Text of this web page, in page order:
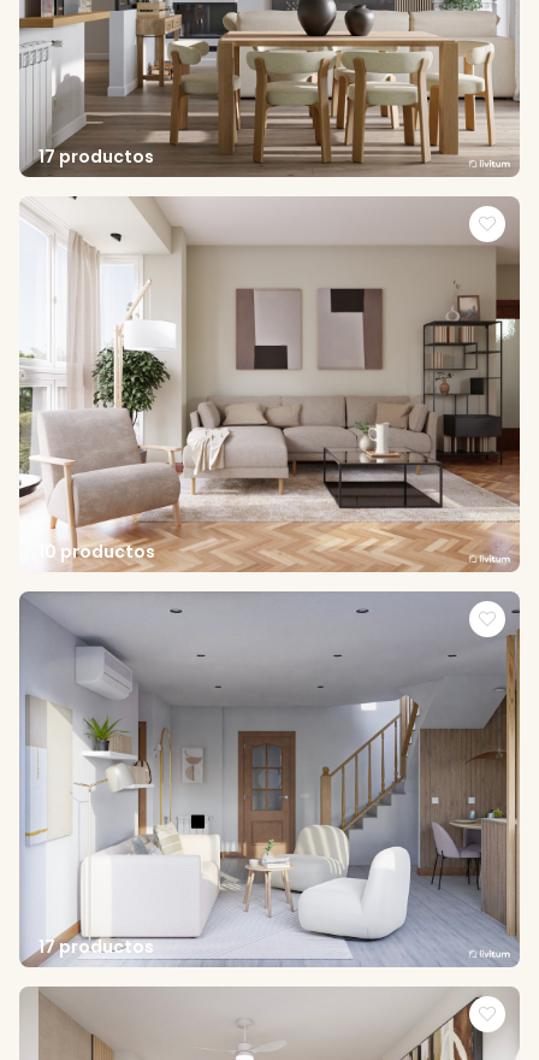
17 productos
10 productos
17 productos